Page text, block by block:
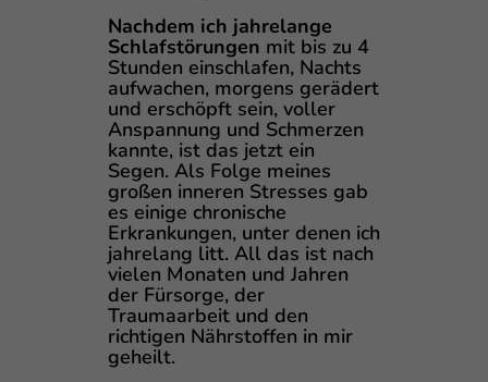
Nachdem ich jahrelange
Schlafstörungen mit bis zu 4
Stunden einschlafen, Nachts
aufwachen, morgens gerädert
und erschöpft sein, voller
Anspannung und Schmerzen
kannte, ist das jetzt ein
Segen. Als Folge meines
großen inneren Stresses gab
es einige chronische
Erkrankungen, unter denen ich
jahrelang litt. All das ist nach
vielen Monaten und Jahren
der Fürsorge, der
Traumaarbeit und den
richtigen Nährstoffen in mir
geheilt.